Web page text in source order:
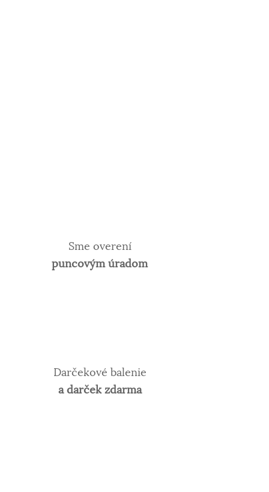
Sme overení
puncovým úradom
Darčekové balenie
a darček zdarma